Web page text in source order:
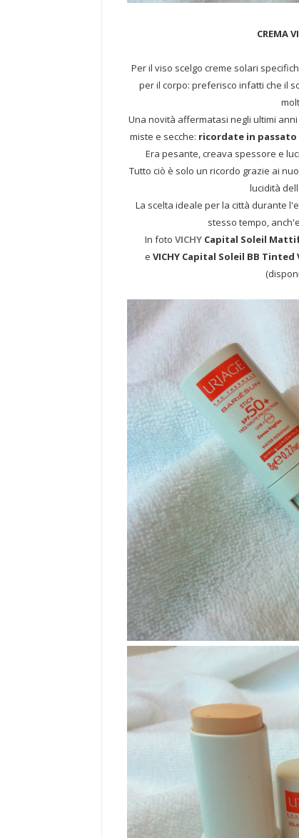
CREMA
Per il viso scelgo creme solari
per il corpo: preferisco infatti che il
Una novità affermatasi negli ultimi
miste e secche: ricordate in passato
Era pesante, creava spessore e
Tutto ciò è solo un ricordo grazie ai
lucidità
La scelta ideale per la città durante
stesso tempo,
In fotoVICHY Capital Soleil
eVICHY Capital Soleil BB Tinted